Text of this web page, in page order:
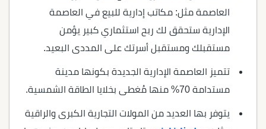
العاصمة مثل: مكاتب إدارية للبيع في العاصمة
الإدارية ستحقق لك ربح استثماري كبير يؤمن
مستقبلك ومستقبل أسرتك على المددى البعيد.
تتميز العاصمة الإدارية الجديدة بكونها مدينة
مستدامة 70% منها مُغطى بخلايا الطاقة الشمسية.
يتوفر بها العديد من المولات التجارية الكبرى والراقية